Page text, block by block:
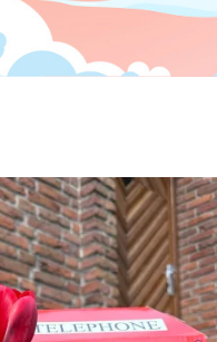
Toevoegen
aan
verlanglijst